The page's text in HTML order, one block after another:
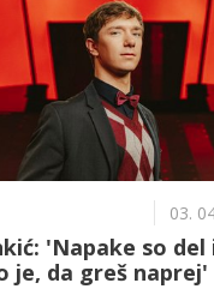
03.
'Napake so del
je, da greš naprej'